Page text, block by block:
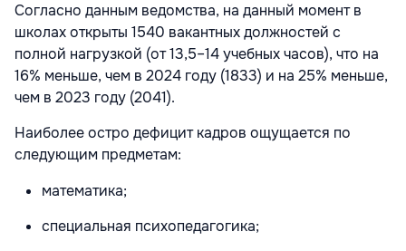
Согласно данным ведомства, на данный момент в
школах открыты 1540 вакантных должностей с
полной нагрузкой (от 13,5–14 учебных часов), что на
16% меньше, чем в 2024 году (1833) и на 25% меньше,
чем в 2023 году (2041).
Наиболее остро дефицит кадров ощущается по
следующим предметам:
математика;
специальная психопедагогика;